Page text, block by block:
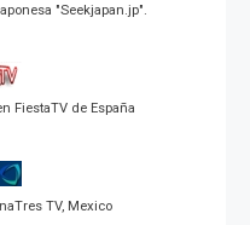
"Seekjapan.jp".
FiestaTV de España
TV, Mexico